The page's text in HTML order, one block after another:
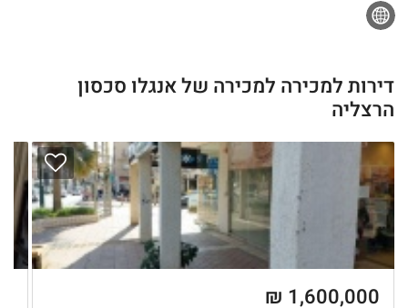
דירות למכירה למכירה של אנגלו סכסון
הרצליה
1,600,000 ₪